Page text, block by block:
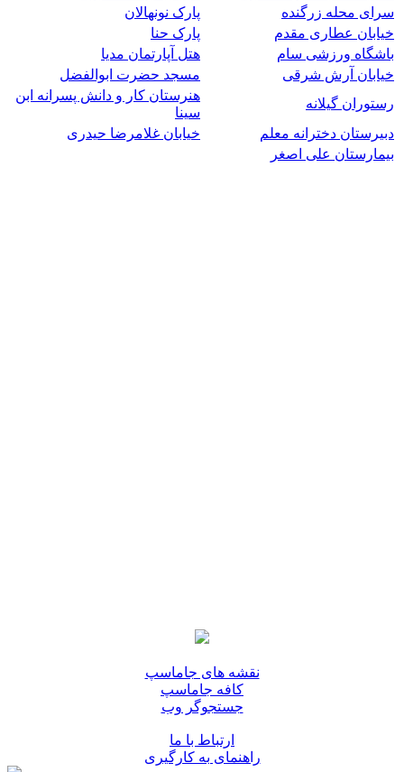
سرای محله زرگنده
پارک نونهالان
خیابان عطاری مقدم
پارک حنا
باشگاه ورزشی سام
هتل آپارتمان مدیا
خیابان آرش شرقی
مسجد حضرت ابوالفضل
رستوران گیلانه
هنرستان کار و دانش پسرانه ابن
سینا
دبیرستان دخترانه معلم
خیابان غلامرضا حیدری
بیمارستان علی اصغر
نقشه های جاماسپ
کافه جاماسپ
جستجوگر وب
ارتباط با ما
راهنمای به کارگیری